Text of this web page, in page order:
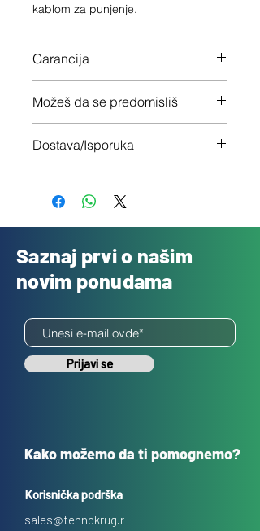
kablom za punjenje.
Garancija
Možeš da se predomisliš
nisi zadovoljan
Dostava/Isporuka
Saznaj prvi o našim
novim ponudama
Prijavi se
Kako možemo da ti pomognemo?
Korisnička podrška
sales@tehnokrug.r